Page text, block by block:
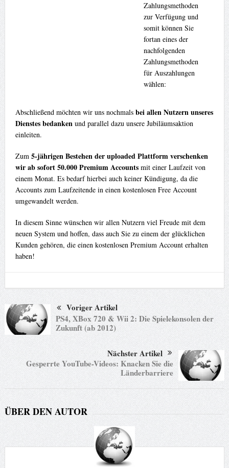
Zahlungsmethoden
zur Verfügung und
somit können Sie
fortan eines der
nachfolgenden
Zahlungsmethoden
für Auszahlungen
wählen:
Abschließend möchten wir uns nochmals bei allen Nutzern unseres
Dienstes bedankenund parallel dazu unsere Jubiläumsaktion
einleiten.
Zum 5-jährigen Bestehen der uploaded Plattform verschenken
wir ab sofort 50.000 Premium Accountsmit einer Laufzeit von
einem Monat. Es bedarf hierbei auch keiner Kündigung, da die
Accounts zum Laufzeitende in einen kostenlosen Free Account
umgewandelt werden.
In diesem Sinne wünschen wir allen Nutzern viel Freude mit dem
neuen System und hoffen, dass auch Sie zu einem der glücklichen
Kunden gehören, die einen kostenlosen Premium Account erhalten
haben!
Voriger Artikel
PS4, XBox 720 & Wii 2: Die Spielekonsolen der
Zukunft (ab 2012)
Nächster Artikel
Gesperrte YouTube-Videos: Knacken Sie die
Länderbarriere
ÜBER DEN AUTOR